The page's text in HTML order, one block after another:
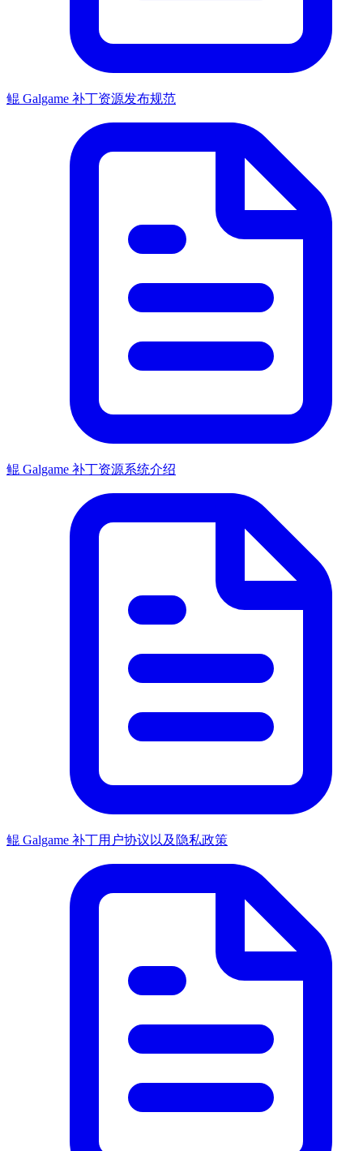
鲲 Galgame 补丁资源发布规范
鲲 Galgame 补丁资源系统介绍
鲲 Galgame 补丁用户协议以及隐私政策